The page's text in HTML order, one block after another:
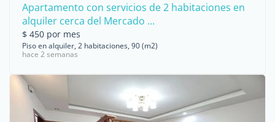
Apartamento con servicios de 2 habitaciones en
alquiler cerca del Mercado ...
$ 450 por mes
Piso en alquiler, 2 habitaciones, 90 (m2)
hace 2 semanas